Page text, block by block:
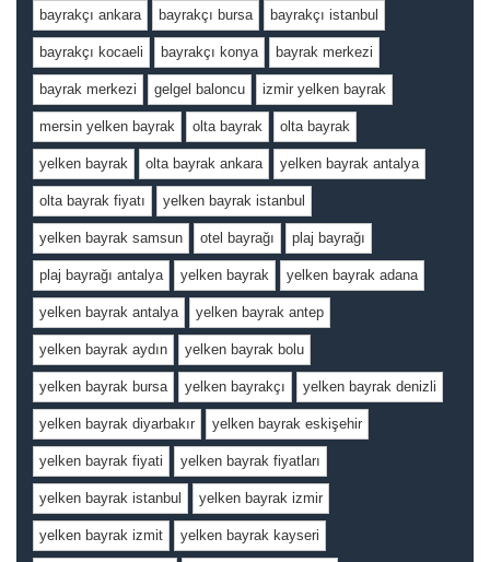
bayrakçı ankara bayrakçı bursa bayrakçı istanbul
bayrakçı kocaeli bayrakçı konya bayrak merkezi
bayrak merkezi gelgel baloncu izmir yelken bayrak
mersin yelken bayrak olta bayrak olta bayrak
yelken bayrak olta bayrak ankara yelken bayrak antalya
olta bayrak fiyatı yelken bayrak istanbul
yelken bayrak samsun otel bayrağı plaj bayrağı
plaj bayrağı antalya yelken bayrak yelken bayrak adana
yelken bayrak antalya yelken bayrak antep
yelken bayrak aydın yelken bayrak bolu
yelken bayrak bursa yelken bayrakçı yelken bayrak denizli
yelken bayrak diyarbakır yelken bayrak eskişehir
yelken bayrak fiyati yelken bayrak fiyatları
yelken bayrak istanbul yelken bayrak izmir
yelken bayrak izmit yelken bayrak kayseri